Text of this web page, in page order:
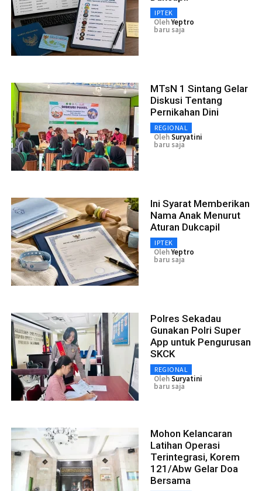
IPTEK
OlehYeptro
baru saja
MTsN 1 Sintang Gelar
Diskusi Tentang
Pernikahan Dini
REGIONAL
OlehSuryatini
baru saja
Ini Syarat Memberikan
Nama Anak Menurut
Aturan Dukcapil
IPTEK
OlehYeptro
baru saja
Polres Sekadau
Gunakan Polri Super
App untuk Pengurusan
SKCK
REGIONAL
OlehSuryatini
baru saja
Mohon Kelancaran
Latihan Operasi
Terintegrasi, Korem
121/Abw Gelar Doa
Bersama